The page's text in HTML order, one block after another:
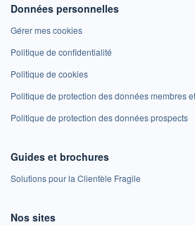
Données personnelles
Gérer mes cookies
Politique de confidentialité
Politique de cookies
Politique de protection des données membres
Politique de protection des données prospects
Guides et brochures
Solutions pour la Clientèle Fragile
Nos sites